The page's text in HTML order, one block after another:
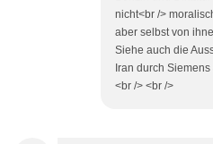
nicht<br />
aber selbst von
Siehe auch die
Iran durch
<br /> <br />